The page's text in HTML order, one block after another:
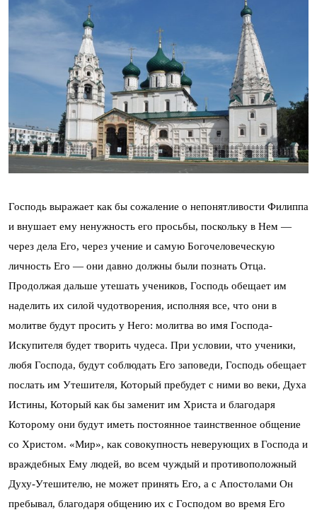
Господь выражает как бы сожаление о непонятливости Филиппа
и внушает ему ненужность его просьбы, поскольку в Нем —
через дела Его, через учение и самую Богочеловеческую
личность Его — они давно должны были познать Отца.
Продолжая дальше утешать учеников, Господь обещает им
наделить их силой чудотворения, исполняя все, что они в
молитве будут просить у Него: молитва во имя Господа-
Искупителя будет творить чудеса. При условии, что ученики,
любя Господа, будут соблюдать Его заповеди, Господь обещает
послать им Утешителя, Который пребудет с ними во веки, Духа
Истины, Который как бы заменит им Христа и благодаря
Которому они будут иметь постоянное таинственное общение
со Христом. «Мир», как совокупность неверующих в Господа и
враждебных Ему людей, во всем чуждый и противоположный
Духу-Утешителю, не может принять Его, а с Апостолами Он
пребывал, благодаря общению их с Господом во время Его